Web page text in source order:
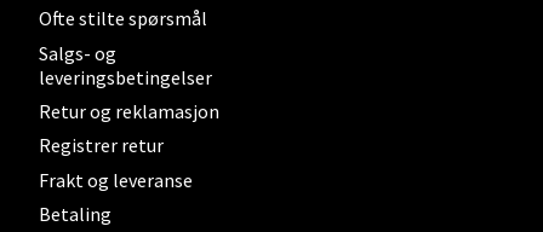
Ofte stilte spørsmål
Salgs- og
leveringsbetingelser
Retur og reklamasjon
Registrer retur
Frakt og leveranse
Betaling
Bryne/Jæren - M44
Jupiterveien 2, 4340 Bryne
Åpent i dag 10-20
0 i butikk